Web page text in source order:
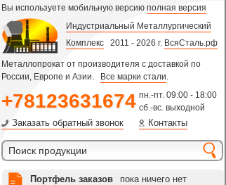
Вы используете мобильную версию полная версия
Индустриальный Металлургический
Комплекс 2011 - 2026 г. ВсяСталь.рф
Металлопрокат от производителя с доставкой по
России, Европе и Азии.
Все марки стали.
+78123631674 пн.-пт. 09:00 - 18:00
сб.-вс. выходной
Заказать обратный звонок Контакты
Портфель заказов пока ничего нет